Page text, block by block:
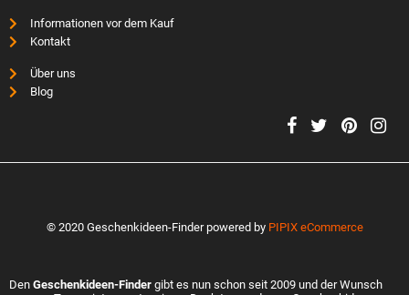
Informationen vor dem Kauf
Kontakt
Über uns
Blog
© 2020 Geschenkideen-Finder powered by PIPIX eCommerce
Den Geschenkideen-Finder gibt es nun schon seit 2009 und der Wunsch